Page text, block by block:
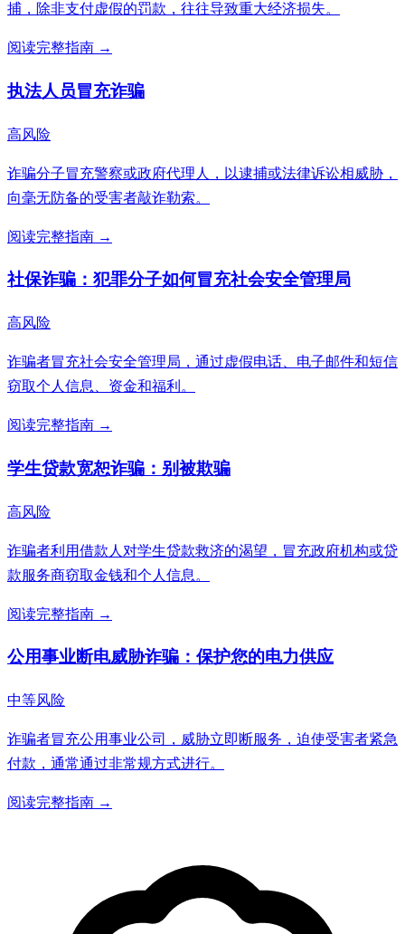
捕，除非支付虚假的罚款，往往导致重大经济损失。
阅读完整指南 →
执法人员冒充诈骗
高风险
诈骗分子冒充警察或政府代理人，以逮捕或法律诉讼相威胁，
向毫无防备的受害者敲诈勒索。
阅读完整指南 →
社保诈骗：犯罪分子如何冒充社会安全管理局
高风险
诈骗者冒充社会安全管理局，通过虚假电话、电子邮件和短信
窃取个人信息、资金和福利。
阅读完整指南 →
学生贷款宽恕诈骗：别被欺骗
高风险
诈骗者利用借款人对学生贷款救济的渴望，冒充政府机构或贷
款服务商窃取金钱和个人信息。
阅读完整指南 →
公用事业断电威胁诈骗：保护您的电力供应
中等风险
诈骗者冒充公用事业公司，威胁立即断服务，迫使受害者紧急
付款，通常通过非常规方式进行。
阅读完整指南 →